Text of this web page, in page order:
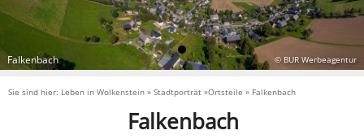
© BUR Werbeagentur
Falkenbach
Sie sind hier: Leben in Wolkenstein » Stadtporträt »Ortsteile » Falkenbach
Falkenbach